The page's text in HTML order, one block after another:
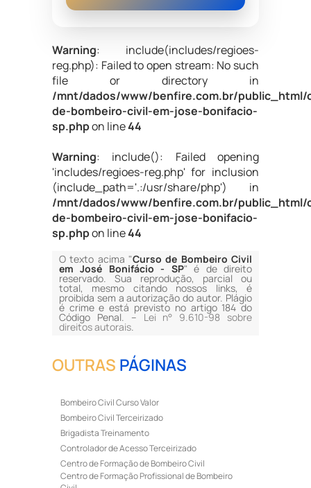
Warning: include(includes/regioes-
reg.php): Failed to open stream: No such
file or directory in
/mnt/dados/www/benfire.com.br/public_html/
de-bombeiro-civil-em-jose-bonifacio-
sp.phpon line44
Warning: include(): Failed opening
'includes/regioes-reg.php' for inclusion
(include_path='.:/usr/share/php') in
/mnt/dados/www/benfire.com.br/public_html/
de-bombeiro-civil-em-jose-bonifacio-
sp.phpon line44
O texto acima "Curso de Bombeiro Civil
em José Bonifácio - SP" é de direito
reservado. Sua reprodução, parcial ou
total, mesmo citando nossos links, é
proibida sem a autorização do autor. Plágio
é crime e está previsto no artigo 184 do
Código Penal. – Lei n° 9.610-98 sobre
direitos autorais.
OUTRAS PÁGINAS
Bombeiro Civil Curso Valor
Bombeiro Civil Terceirizado
Brigadista Treinamento
Controlador de Acesso Terceirizado
Centro de Formação de Bombeiro Civil
Centro de Formação Profissional de Bombeiro